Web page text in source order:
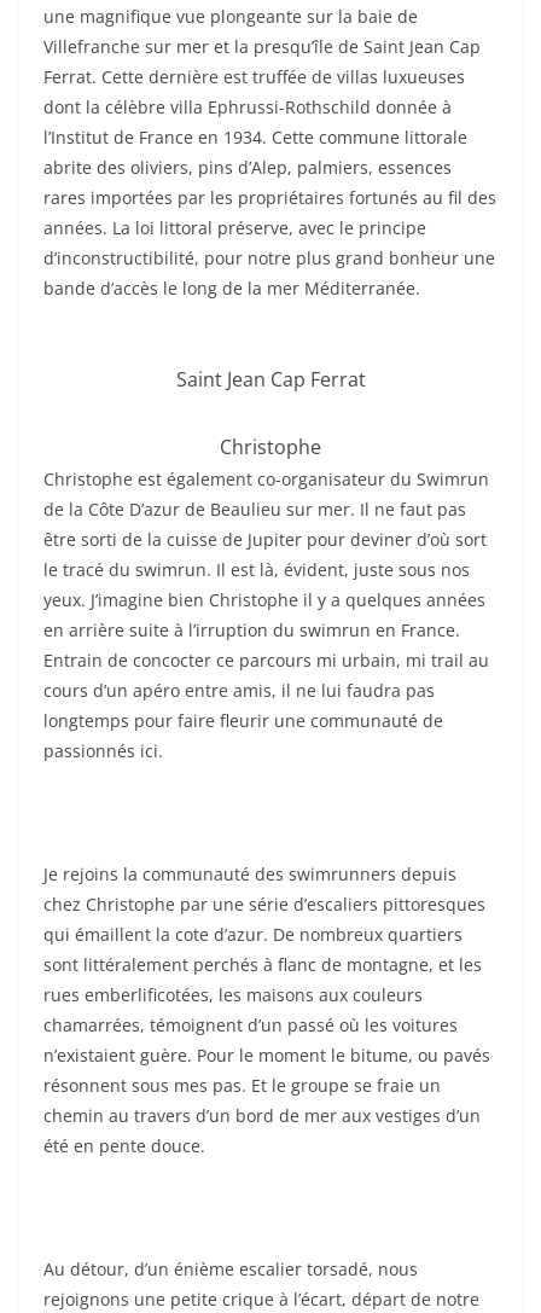
une magnifique vue plongeante sur la baie de
Villefranche sur mer et la presqu’île de Saint Jean Cap
Ferrat. Cette dernière est truffée de villas luxueuses
dont la célèbre villa Ephrussi-Rothschild donnée à
l’Institut de France en 1934. Cette commune littorale
abrite des oliviers, pins d’Alep, palmiers, essences
rares importées par les propriétaires fortunés au fil des
années. La loi littoral préserve, avec le principe
d’inconstructibilité, pour notre plus grand bonheur une
bande d’accès le long de la mer Méditerranée.
Saint Jean Cap Ferrat
Christophe
Christophe est également co-organisateur du Swimrun
de la Côte D’azur de Beaulieu sur mer. Il ne faut pas
être sorti de la cuisse de Jupiter pour deviner d’où sort
le tracé du swimrun. Il est là, évident, juste sous nos
yeux. J’imagine bien Christophe il y a quelques années
en arrière suite à l’irruption du swimrun en France.
Entrain de concocter ce parcours mi urbain, mi trail au
cours d’un apéro entre amis, il ne lui faudra pas
longtemps pour faire fleurir une communauté de
passionnés ici.
Je rejoins la communauté des swimrunners depuis
chez Christophe par une série d’escaliers pittoresques
qui émaillent la cote d’azur. De nombreux quartiers
sont littéralement perchés à flanc de montagne, et les
rues emberlificotées, les maisons aux couleurs
chamarrées, témoignent d’un passé où les voitures
n’existaient guère. Pour le moment le bitume, ou pavés
résonnent sous mes pas. Et le groupe se fraie un
chemin au travers d’un bord de mer aux vestiges d’un
été en pente douce.
Au détour, d’un énième escalier torsadé, nous
rejoignons une petite crique à l’écart, départ de notre